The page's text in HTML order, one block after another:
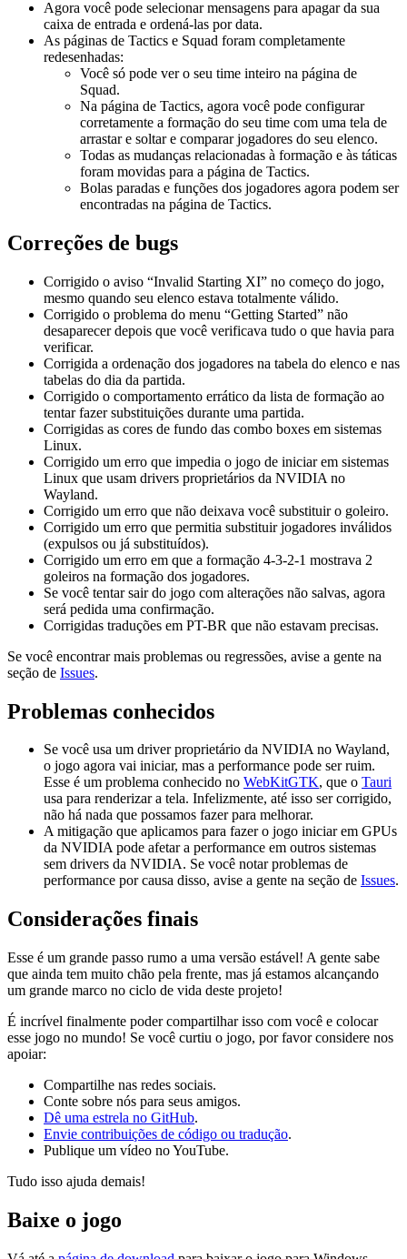
Agora você pode selecionar mensagens para apagar da sua
caixa de entrada e ordená-las por data.
As páginas de Tactics e Squad foram completamente
redesenhadas:
Você só pode ver o seu time inteiro na página de
Squad.
Na página de Tactics, agora você pode configurar
corretamente a formação do seu time com uma tela de
arrastar e soltar e comparar jogadores do seu elenco.
Todas as mudanças relacionadas à formação e às táticas
foram movidas para a página de Tactics.
Bolas paradas e funções dos jogadores agora podem ser
encontradas na página de Tactics.
Correções de bugs
Corrigido o aviso “Invalid Starting XI” no começo do jogo,
mesmo quando seu elenco estava totalmente válido.
Corrigido o problema do menu “Getting Started” não
desaparecer depois que você verificava tudo o que havia para
verificar.
Corrigida a ordenação dos jogadores na tabela do elenco e nas
tabelas do dia da partida.
Corrigido o comportamento errático da lista de formação ao
tentar fazer substituições durante uma partida.
Corrigidas as cores de fundo das combo boxes em sistemas
Linux.
Corrigido um erro que impedia o jogo de iniciar em sistemas
Linux que usam drivers proprietários da NVIDIA no
Wayland.
Corrigido um erro que não deixava você substituir o goleiro.
Corrigido um erro que permitia substituir jogadores inválidos
(expulsos ou já substituídos).
Corrigido um erro em que a formação 4-3-2-1 mostrava 2
goleiros na formação dos jogadores.
Se você tentar sair do jogo com alterações não salvas, agora
será pedida uma confirmação.
Corrigidas traduções em PT-BR que não estavam precisas.
Se você encontrar mais problemas ou regressões, avise a gente na
seção de Issues.
Problemas conhecidos
Se você usa um driver proprietário da NVIDIA no Wayland,
o jogo agora vai iniciar, mas a performance pode ser ruim.
Esse é um problema conhecido no WebKitGTK, que o Tauri
usa para renderizar a tela. Infelizmente, até isso ser corrigido,
não há nada que possamos fazer para melhorar.
A mitigação que aplicamos para fazer o jogo iniciar em GPUs
da NVIDIA pode afetar a performance em outros sistemas
sem drivers da NVIDIA. Se você notar problemas de
performance por causa disso, avise a gente na seção de Issues.
Considerações finais
Esse é um grande passo rumo a uma versão estável! A gente sabe
que ainda tem muito chão pela frente, mas já estamos alcançando
um grande marco no ciclo de vida deste projeto!
É incrível finalmente poder compartilhar isso com você e colocar
esse jogo no mundo! Se você curtiu o jogo, por favor considere nos
apoiar:
Compartilhe nas redes sociais.
Conte sobre nós para seus amigos.
Dê uma estrela no GitHub.
Envie contribuições de código ou tradução.
Publique um vídeo no YouTube.
Tudo isso ajuda demais!
Baixe o jogo